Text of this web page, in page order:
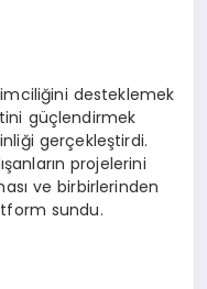
desteklemek
güçlendirmek
gerçekleştirdi.
projelerini
ve birbirlerinden
sundu.